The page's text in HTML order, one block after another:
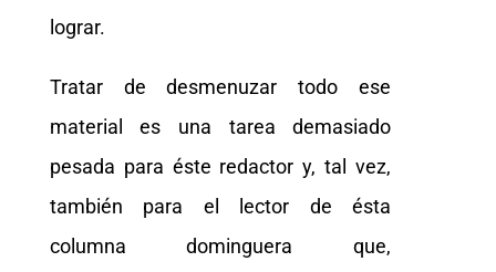
lograr.
Tratar de desmenuzar todo ese
material es una tarea demasiado
pesada para éste redactor y, tal vez,
también para el lector de ésta
columna dominguera que,